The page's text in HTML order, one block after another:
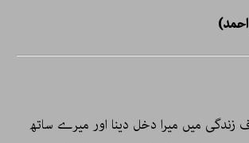
زندگی میں میرا دخل دینا اور میرے ساتھ